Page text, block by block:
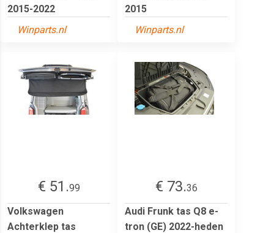
2015-2022
Winparts.nl
2015
Winparts.nl
€ 51.99
Volkswagen
Achterklep tas
€ 73.36
Audi Frunk tas Q8 e-
tron (GE) 2022-heden